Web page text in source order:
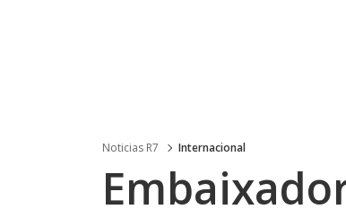
Noticias R7 Internacional